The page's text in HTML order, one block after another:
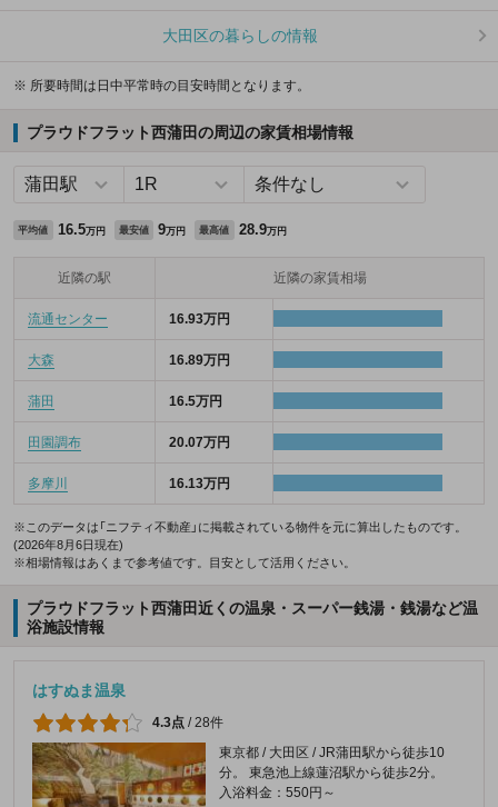
大田区の暮らしの情報
※ 所要時間は日中平常時の目安時間となります。
プラウドフラット西蒲田の周辺の家賃相場情報
平均値 16.5万円 最安値 9万円 最高値 28.9万円
近隣の駅 近隣の家賃相場
流通センター 16.93万円
大森 16.89万円
蒲田 16.5万円
田園調布 20.07万円
多摩川 16.13万円
※このデータは「ニフティ不動産」に掲載されている物件を元に算出したものです。
(2026年8月6日現在)
※相場情報はあくまで参考値です。目安として活用ください。
プラウドフラット西蒲田近くの温泉・スーパー銭湯・銭湯など温
浴施設情報
はすぬま温泉
4.3点 / 28件
東京都 / 大田区 / JR蒲田駅から徒歩10
分。 東急池上線蓮沼駅から徒歩2分。
入浴料金：550円～